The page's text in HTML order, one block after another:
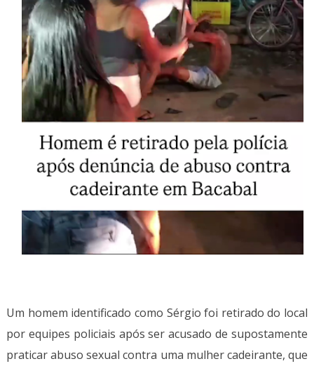
Um homem identificado como Sérgio foi retirado do local
por equipes policiais após ser acusado de supostamente
praticar abuso sexual contra uma mulher cadeirante, que